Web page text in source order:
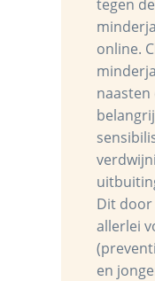
tegen
online.
naasten
Dit door
allerlei
en